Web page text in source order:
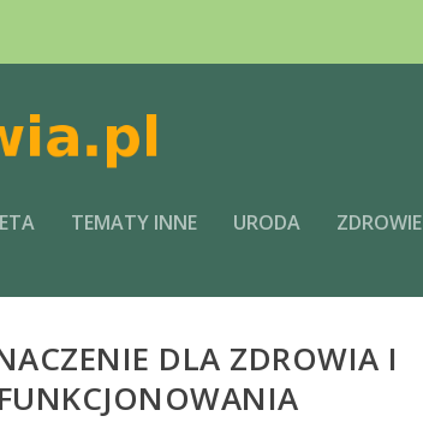
TEMATY INNE URODA ZDROWIE
DLA ZDROWIA I